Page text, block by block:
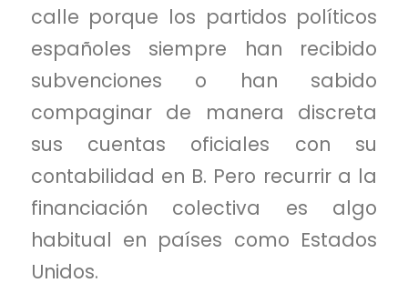
calle porque los partidos políticos
españoles siempre han recibido
subvenciones o han sabido
compaginar de manera discreta
sus cuentas oficiales con su
contabilidad en B. Pero recurrir a la
financiación colectiva es algo
habitual en países como Estados
Unidos.